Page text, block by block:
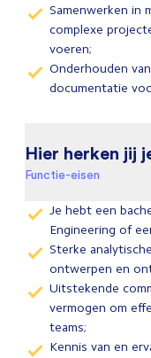
Samenwerken in
complexe
voeren;
Onderhouden
documentatie
Hier herken jij
Functie-eisen
Je hebt een
Engineering of
Sterke
ontwerpen en
Uitstekende
vermogen om
teams;
Kennis van en